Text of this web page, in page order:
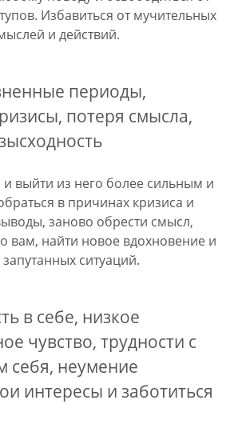
Избавиться от мучительных
и действий.
периоды,
потеря смысла,
выйти из него более сильным и
в причинах кризиса и
заново обрести смысл,
вам, найти новое вдохновение и
ситуаций.
в себе, низкое
чувство, трудности с
себя, неумение
интересы и заботиться